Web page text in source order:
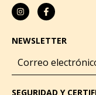
NEWSLETTER
SEGURIDAD Y